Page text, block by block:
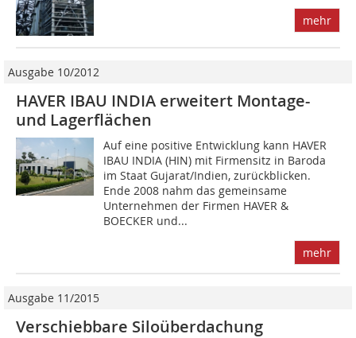
mehr
Ausgabe 10/2012
HAVER IBAU INDIA erweitert Montage-
und Lagerflächen
Auf eine positive Entwicklung kann HAVER
IBAU INDIA (HIN) mit Firmensitz in Baroda
im Staat Gujarat/Indien, zurückblicken.
Ende 2008 nahm das gemeinsame
Unternehmen der Firmen HAVER &
BOECKER und...
mehr
Ausgabe 11/2015
Verschiebbare Siloüberdachung